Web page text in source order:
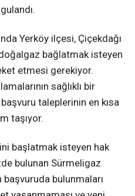
Yerköy ilçesi, Çiçekdağı
bağlatmak isteyen
etmesi gerekiyor.
sağlıklı bir
taleplerinin en kısa
taşıyor.
başlatmak isteyen hak
bulunan Sürmeligaz
bulunmaları